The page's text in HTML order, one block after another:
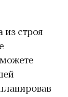
из строя